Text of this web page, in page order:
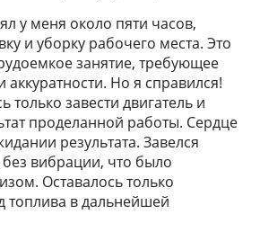
у меня около пяти часов,
и уборку рабочего места. Это
занятие, требующее
аккуратности. Но я справился!
только завести двигатель и
проделанной работы. Сердце
результата. Завелся
без вибрации, что было
Оставалось только
топлива в дальнейшей